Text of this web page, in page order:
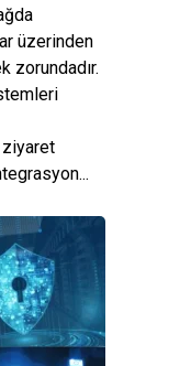
üzerinden
zorundadır.